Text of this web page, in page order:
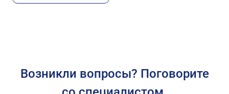
Возникли вопросы? Поговорите